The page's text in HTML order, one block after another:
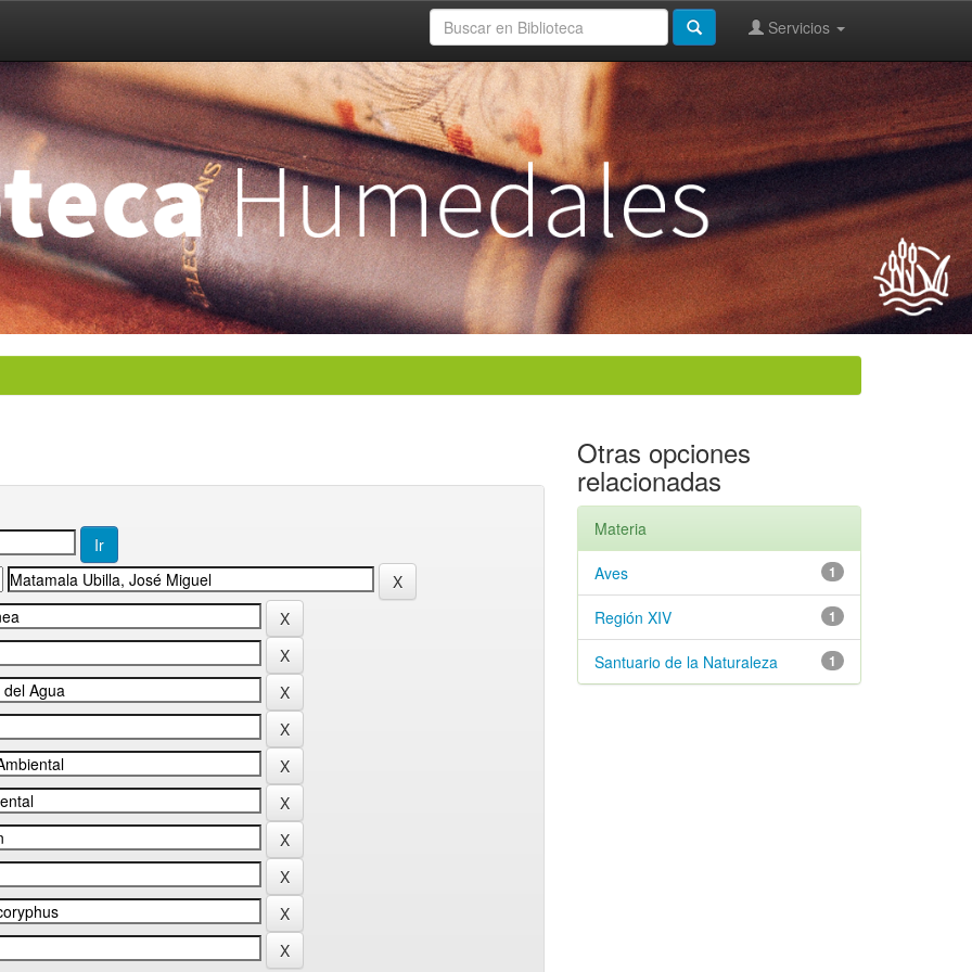
Servicios
Otras opciones
relacionadas
Materia
1
Aves
1
Región XIV
1
Santuario de la Naturaleza